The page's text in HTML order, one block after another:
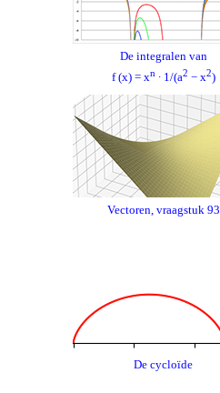
De integralen van
f (x) = xn∙ 1/(a2 − x2)
Vectoren, vraagstuk 93
De cycloïde